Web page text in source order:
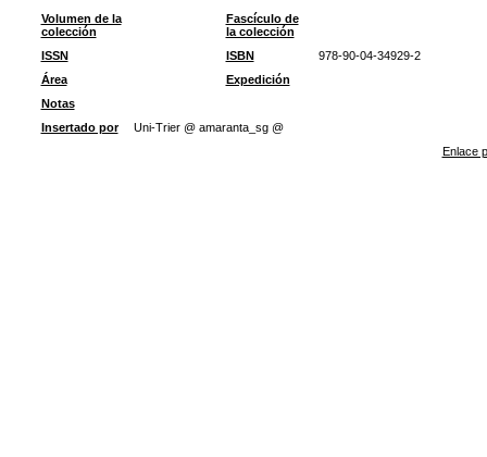
Volumen de la
colección
Fascículo de
la colección
ISSN
ISBN
978-90-04-34929-2
Área
Expedición
Notas
Insertado por
Uni-Trier @ amaranta_sg @
Enlace